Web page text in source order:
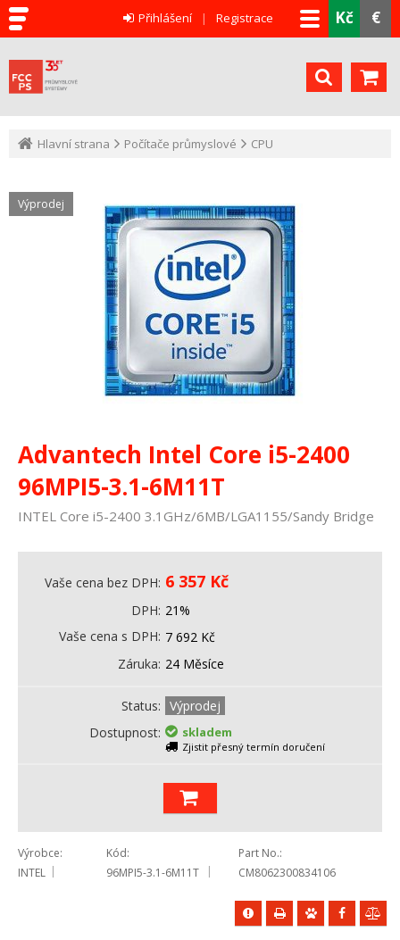
Kč €
Přihlášení Registrace
Hlavní strana Počítače průmyslové CPU
Výprodej
Advantech Intel Core i5-2400
96MPI5-3.1-6M11T
INTEL Core i5-2400 3.1GHz/6MB/LGA1155/Sandy Bridge
Vaše cena bez DPH 6 357 Kč
DPH 21%
Vaše cena s DPH 7 692 Kč
Záruka 24 Měsíce
Status
Výprodej
Dostupnost
skladem
Zjistit přesný termín doručení
Výrobce
INTEL
Kód
96MPI5-3.1-6M11T
Part No.
CM8062300834106